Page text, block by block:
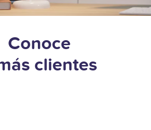
Conoce
clientes